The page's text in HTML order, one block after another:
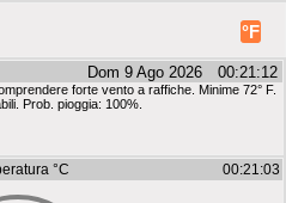
°F
Dom 9 Ago 2026 00:21:12
forte vento a raffiche. Minime 72° F.
Prob. pioggia: 100%.
°C 00:21:03